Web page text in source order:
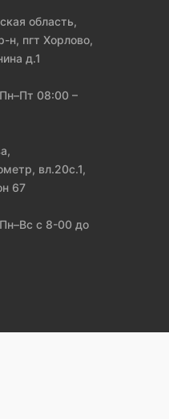
область,
н, пгт Хорлово,
д.1
08:00 –
вл.20с.1,
67
с 8-00 до